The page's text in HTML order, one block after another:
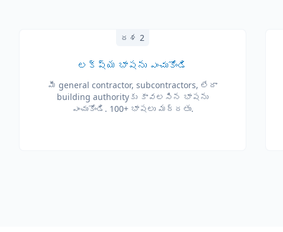
దశ 2
లక్ష్య భాషను ఎంచుకోండి
మీ general contractor, subcontractors, లేదా
building authority‌కు కావలసిన భాషను
ఎంచుకోండి. 100+ భాషలు మద్దతు.